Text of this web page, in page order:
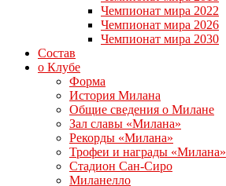
Чемпионат мира 2022
Чемпионат мира 2026
Чемпионат мира 2030
Состав
о Клубе
Форма
История Милана
Общие сведения о Милане
Зал славы «Милана»
Рекорды «Милана»
Трофеи и награды «Милана»
Стадион Сан-Сиро
Миланелло